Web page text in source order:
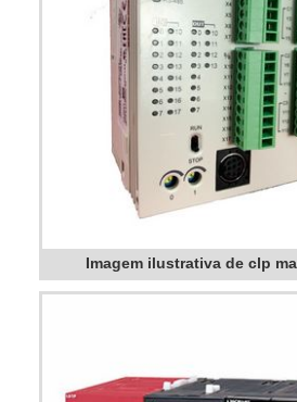
Imagem ilustrativa de clp